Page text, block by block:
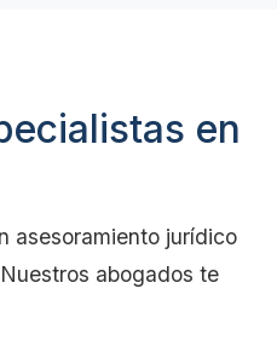
en
asesoramiento jurídico
abogados te